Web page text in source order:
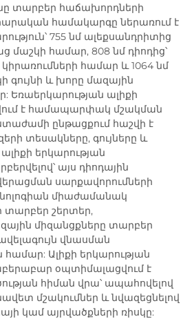
տարբեր հաճախորդների
համակարգը ներառում է
755 նմ ալեքսանդրիտից
մաշկի համար, 808 նմ դիոդից՝
համար և 1064 նմ
գույնի և խորը մազային
Եռաերկարության ալիքի
է համապարփակ մշակման
ընթացքում հաշվի է
տեսակները, գույները և
երկարության
այս դիոդային
սարքավորումների
միաժամանակ
տարբեր շերտեր,
միզանցքները տարբեր
վնասման
համար: Ալիքի երկարության
օպտիմալացվում է
հիման վրա՝ ապահովելով
մշակումներ և նվազեցնելով
կամ այրվածքների ռիսկը: